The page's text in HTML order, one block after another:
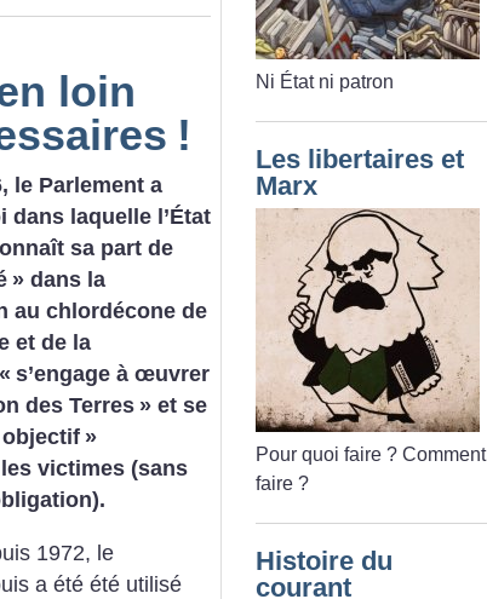
loin
!
le Parlement a
dans laquelle l’État
sa part de
» dans la
au chlordécone de
et de la
s’engage à œuvrer
des Terres » et se
objectif »
victimes (sans
1972, le
a été été utilisé
Ni État ni patron
Les libertaires et
Marx
Pour quoi faire ? Comment
faire ?
Histoire du
courant